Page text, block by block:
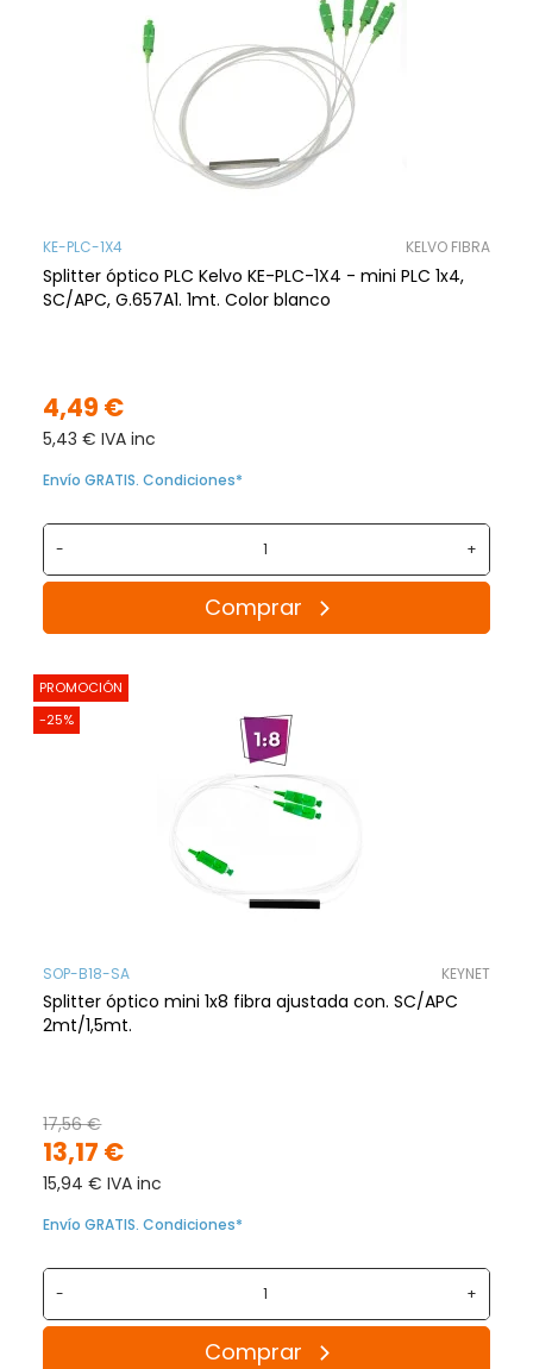
KE-PLC-1X4 KELVO FIBRA
Splitter óptico PLC Kelvo KE-PLC-1X4 - mini PLC 1x4,
SC/APC, G.657A1. 1mt. Color blanco
4,49 €
5,43 € IVA inc
Envío GRATIS. Condiciones*
- +
Comprar
PROMOCIÓN
-25%
SOP-B18-SA KEYNET
Splitter óptico mini 1x8 fibra ajustada con. SC/APC
2mt/1,5mt.
13,17 €
17,56 €
15,94 € IVA inc
Envío GRATIS. Condiciones*
- +
Comprar